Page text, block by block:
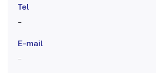
Tel
-
E-mail
-